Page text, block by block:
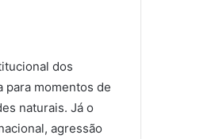
dos
para momentos de
naturais. Já o
agressão